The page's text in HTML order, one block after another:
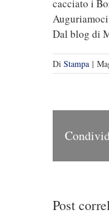
cacciato i
Dal blog di
Di Stampa |
Post